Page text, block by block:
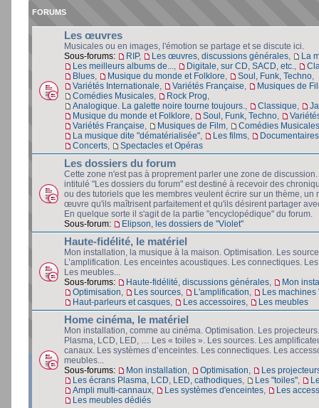
FORUMS
Les œuvres
Musicales ou en images, l'émotion se partage et se discute ici.
Sous-forums:
RIP, Les œuvres, discussions générales
La
Les meilleurs albums de...
Digitale, sur CD, SACD, etc.
Blues
Musique du monde et Folklore Soul, Funk, Techno
Variétés Internationale
Variétés Française
Musiques de
Comédies Musicales
Rock Prog
Analogique. La galette noire tourne toujours.
Classique
Musique du monde et Folklore
Soul, Funk, Techno
Variétés Française
Musiques de Film
Comédies Musicales
La musique dite "dématérialisée"
Les films
Concerts
Spectacles et Opéras
Les dossiers du forum
Cette zone n'est pas à proprement parler une zone de
intitulé "Les dossiers du forum" est destiné à recevoir des
ou des tutoriels que les membres veulent écrire sur un thème, un
œuvre qu'ils maîtrisent parfaitement et qu'ils désirent partager
En quelque sorte il s'agit de la partie "encyclopédique" du forum.
Sous-forum:
Elipson, les dossiers de "Violet"
Haute-fidélité, le matériel
Mon installation, la musique à la maison. Optimisation. Les
L’amplification. Les enceintes acoustiques. Les connectiques.
Les meubles...
Sous-forums:
Haute-fidélité, discussions générales
Mon
Optimisation
Les sources L'amplification
Les machines
Haut-parleurs et casques
Les accessoires Les meubles
Home cinéma, le matériel
Mon installation, comme au cinéma. Optimisation. Les
Plasma, LCD, LED, … Les « toiles ». Les sources. Les
canaux. Les systèmes d’enceintes. Les connectiques. Les
meubles...
Sous-forums:
Mon installation Optimisation
Les
Les écrans Plasma, LCD, LED, cathodiques
Les "toiles"
Ampli multi-cannaux
Les systèmes d'enceintes
Les
Les meubles dédiés